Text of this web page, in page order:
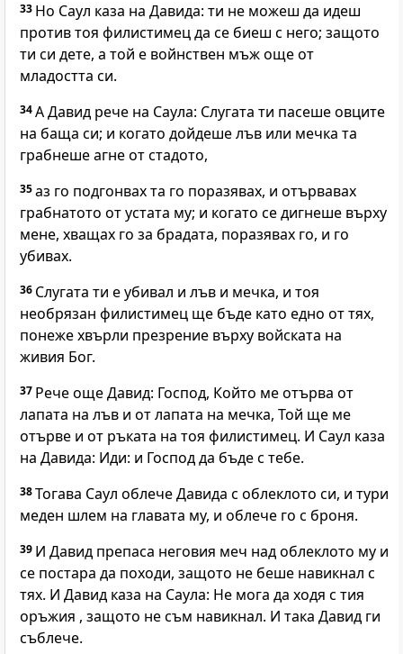
33 Но Саул каза на Давида: ти не можеш да идеш
против тоя филистимец да се биеш с него; защото
ти си дете, а той е войнствен мъж още от
младостта си.
34А Давид рече на Саула: Слугата ти пасеше овците
на баща си; и когато дойдеше лъв или мечка та
грабнеше агне от стадото,
35аз го подгонвах та го поразявах, и отървавах
грабнатото от устата му; и когато се дигнеше върху
мене, хващах го за брадата, поразявах го, и го
убивах.
36 Слугата ти е убивал и лъв и мечка, и тоя
необрязан филистимец ще бъде като едно от тях,
понеже хвърли презрение върху войската на
живия Бог.
37 Рече още Давид: Господ, Който ме отърва от
лапата на лъв и от лапата на мечка, Той ще ме
отърве и от ръката на тоя филистимец. И Саул каза
на Давида: Иди: и Господ да бъде с тебе.
38Тогава Саул облече Давида с облеклото си, и тури
меден шлем на главата му, и облече го с броня.
39 И Давид препаса неговия меч над облеклото му и
се постара да походи, защото не беше навикнал с
тях. И Давид каза на Саула: Не мога да ходя с тия
оръжия , защото не съм навикнал. И така Давид ги
съблече.